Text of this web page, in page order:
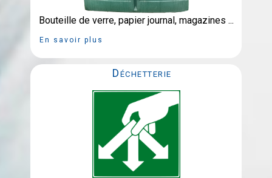
Bouteille de verre, papier journal, magazines ...
En savoir plus
Déchetterie